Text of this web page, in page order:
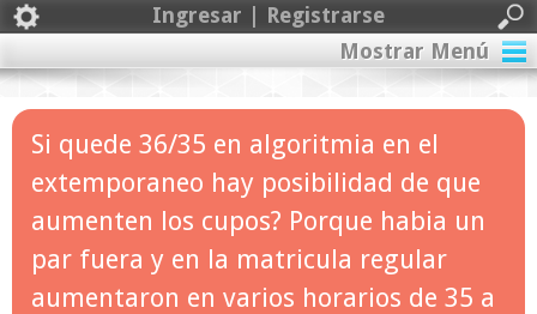
Ingresar | Registrarse
Mostrar Menú
Si quede 36/35 en algoritmia en el
extemporaneo hay posibilidad de que
aumenten los cupos? Porque habia un
par fuera y en la matricula regular
aumentaron en varios horarios de 35 a